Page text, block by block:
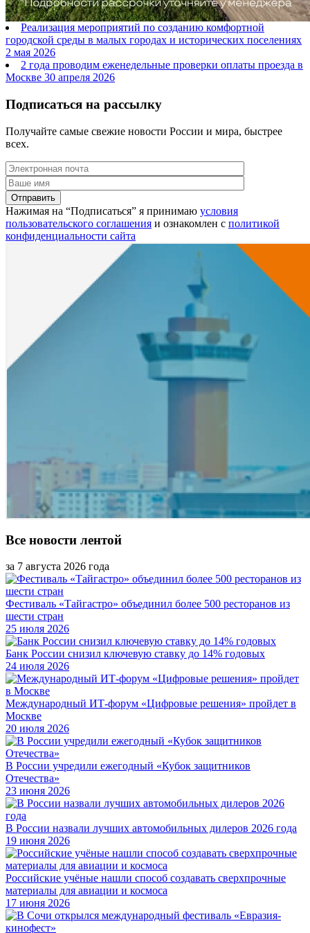
Реализация мероприятий по созданию комфортной
городской среды в малых городах и исторических поселениях
2 мая 2026
2 года проводим еженедельные проверки оплаты проезда в
Москве 30 апреля 2026
Подписаться на рассылку
Получайте самые свежие новости России и мира, быстрее
всех.
Нажимая на “Подписаться” я принимаю условия
пользовательского соглашения и ознакомлен с политикой
конфиденциальности сайта
Все новости лентой
за 7 августа 2026 года
Фестиваль «Тайгастро» объединил более 500 ресторанов из
шести стран
25 июля 2026
Банк России снизил ключевую ставку до 14% годовых
24 июля 2026
Международный ИТ-форум «Цифровые решения» пройдет в
Москве
20 июля 2026
В России учредили ежегодный «Кубок защитников
Отечества»
23 июня 2026
В России назвали лучших автомобильных дилеров 2026 года
19 июня 2026
Российские учёные нашли способ создавать сверхпрочные
материалы для авиации и космоса
17 июня 2026